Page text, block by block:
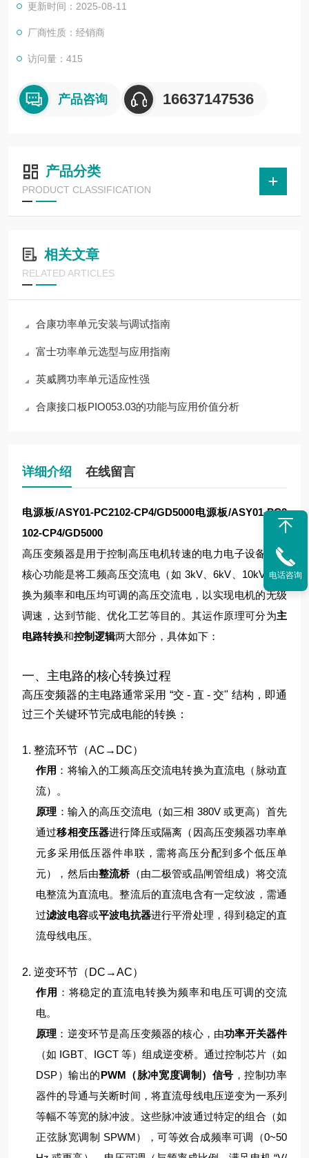
更新时间：2025-08-11
厂商性质：经销商
访问量：415
产品咨询 16637147536
产品分类
PRODUCT CLASSIFICATION
相关文章
RELATED ARTICLES
合康功率单元安装与调试指南
富士功率单元选型与应用指南
英威腾功率单元适应性强
合康接口板PIO053.03的功能与应用价值分析
详细介绍 在线留言
电源板/ASY01-PC2102-CP4/GD5000电源板/ASY01-PC2
102-CP4/GD5000
高压变频器是用于控制高压电机转速的电力电子设备，其
核心功能是将工频高压交流电（如 3kV、6kV、10kV）转
换为频率和电压均可调的高压交流电，以实现电机的无级
调速，达到节能、优化工艺等目的。其运作原理可分为主
电路转换和控制逻辑两大部分，具体如下：
一、主电路的核心转换过程
高压变频器的主电路通常采用 “交 - 直 - 交" 结构，即通
过三个关键环节完成电能的转换：
1. 整流环节（AC→DC）
作用 ：将输入的工频高压交流电转换为直流电（脉动直
流）。
原理 ： 输入的高压交流电（如三相 380V 或更高）首先
通过移相变压器进行降压或隔离（因高压变频器功率单
元多采用低压器件串联，需将高压分配到多个低压单
元），然后由整流桥（由二极管或晶闸管组成）将交流
电整流为直流电。整流后的直流电含有一定纹波，需通
过滤波电容或平波电抗器进行平滑处理，得到稳定的直
流母线电压。
2. 逆变环节（DC→AC）
作用 ：将稳定的直流电转换为频率和电压可调的交流
电。
原理 ： 逆变环节是高压变频器的核心，由功率开关器件
（如 IGBT、IGCT 等）组成逆变桥。通过控制芯片（如
DSP）输出的PWM（脉冲宽度调制）信号 ，控制功率
器件的导通与关断时间，将直流母线电压逆变为一系列
等幅不等宽的脉冲波。 这些脉冲波通过特定的组合（如
正弦脉宽调制 SPWM），可等效合成频率可调（0~50
电话咨询